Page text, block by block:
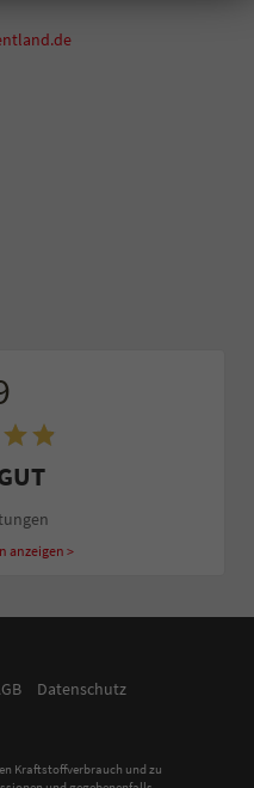
anzeigen >
Datenschutz
Kraftstoffverbrauch und zu